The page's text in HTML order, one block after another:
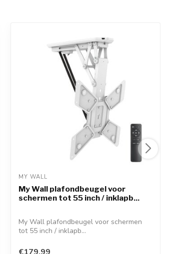
MY WALL
My Wall plafondbeugel voor
schermen tot 55 inch / inklapb...
My Wall plafondbeugel voor schermen
tot 55 inch / inklapb...